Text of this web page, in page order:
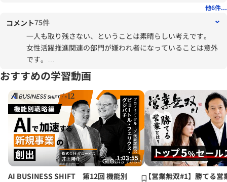
他6件...
コメント75件
一人も取り残さない、ということは素晴らしい考えです。
女性活躍推進関連の部門が嫌われ者になっていることは意外
です。
Well-Beingのことも合わせて、理想を民主主義（デモクラシ
ー）と普通選挙制（セレクション）で行うことが困難と判断
した時に、AI（人工知能）による独裁になってしまうことを
懸念しています。
今の制度では様々な個人を見ることはたやすくありませんの
で（制度や組織よりも個人の判断に頼る傾向にあるため）、
チャイナにおける信用スコアを用いられればなおのことで
す。
おすすめの学習動画
1:03:55
AI BUSINESS SHIFT 第12回 機能別
【営業無双#1】勝てる営